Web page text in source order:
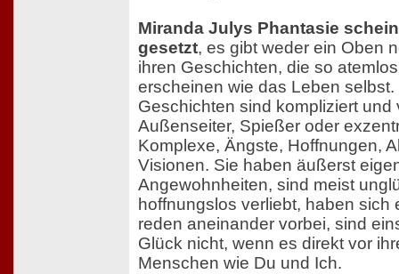
Miranda Julys Phantasie
gesetzt, es gibt weder ein Oben
ihren Geschichten, die so
erscheinen wie das Leben
Geschichten sind kompliziert und
Außenseiter, Spießer oder
Komplexe, Ängste, Hoffnungen,
Visionen. Sie haben äußerst
Angewohnheiten, sind meist
hoffnungslos verliebt, haben sich
reden aneinander vorbei, sind
Glück nicht, wenn es direkt vor
Menschen wie Du und Ich.